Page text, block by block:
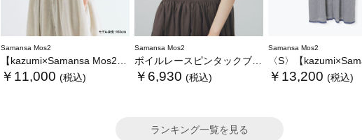
Samansa Mos2
【kazumi×Samansa Mos2】レースフリルブラウス
￥11,000 (税込)
Samansa Mos2
ボイルレースピンタックブラウス
￥6,930 (税込)
Samansa Mos2
〈S〉【kazumi×Samansa Mos2】キャミワンピース《WEB
￥13,200 (税込)
ランキング一覧を見る